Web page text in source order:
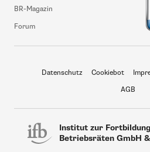
BR-Magazin
Forum
Institut zur
Betriebsräten GmbH
Datenschutz Cookiebot
AGB